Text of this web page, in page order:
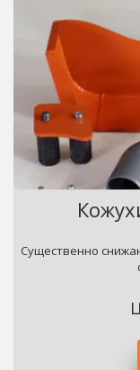
Существенно